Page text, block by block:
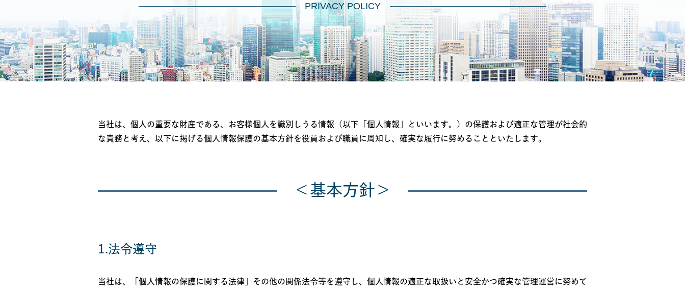
PRIVACY POLICY
当社は、個人の重要な財産である、お客様個人を識別しうる情報（以下「個人情報」といいます。）の保護および適正な管理が社会的
な責務と考え、以下に掲げる個人情報保護の基本方針を役員および職員に周知し、確実な履行に努めることといたします。
＜基本方針＞
1.法令遵守
当社は、「個人情報の保護に関する法律」その他の関係法令等を遵守し、個人情報の適正な取扱いと安全かつ確実な管理運営に努めて